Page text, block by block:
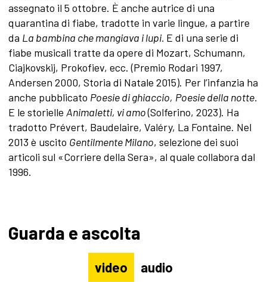
assegnato il 5 ottobre. È anche autrice di una
quarantina di fiabe, tradotte in varie lingue, a partire
da La bambina che mangiava i lupi. E di una serie di
fiabe musicali tratte da opere di Mozart, Schumann,
Ciajkovskij, Prokofiev, ecc. (Premio Rodari 1997,
Andersen 2000, Storia di Natale 2015). Per l’infanzia ha
anche pubblicato Poesie di ghiaccio, Poesie della notte.
E le storielle Animaletti, vi amo(Solferino, 2023). Ha
tradotto Prévert, Baudelaire, Valéry, La Fontaine. Nel
2013 è uscito Gentilmente Milano, selezione dei suoi
articoli sul «Corriere della Sera», al quale collabora dal
1996.
Guarda e ascolta
video audio